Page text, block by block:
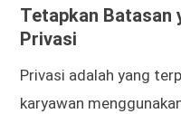
Tetapkan Batasan
Privasi
Privasi adalah yang
karyawan